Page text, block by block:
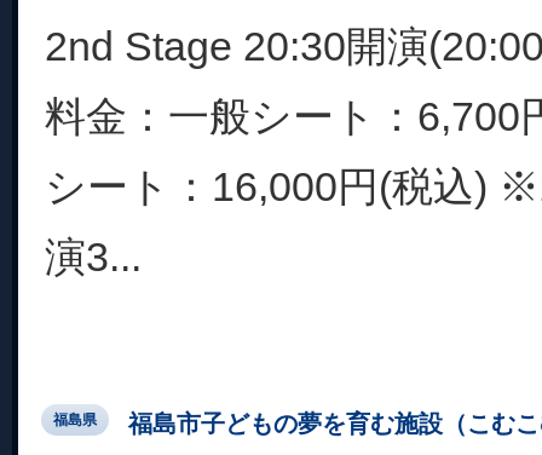
2nd Stage 20:30開演
料金：一般シート：6,700
シート：16,000円(税込)
演3...
福島県 福島市子どもの夢を育む施設（こむ